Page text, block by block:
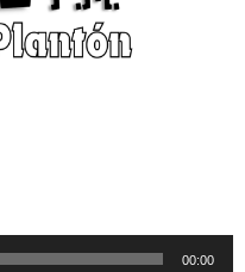
00:00